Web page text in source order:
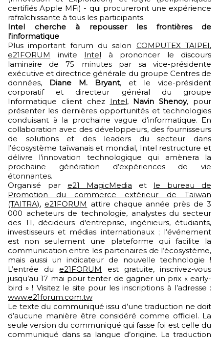
certifiés Apple MFi) - qui procureront une expérience
rafraîchissante à tous les participants.
Intel cherche à repousser les frontières de
l’informatique
Plus important forum du salon COMPUTEX TAIPEI,
e21FORUM
invite Intel à prononcer le discours
laminaire de 75 minutes par sa vice-présidente
exécutive et directrice générale du groupe Centres de
données, Diane M. Bryant, et le vice-président
corporatif et directeur général du groupe
Informatique client chez Intel, Navin Shenoy, pour
présenter les dernières opportunités et technologies
conduisant à la prochaine vague d’informatique. En
collaboration avec des développeurs, des fournisseurs
de solutions et des leaders du secteur dans
l’écosystème taïwanais et mondial, Intel restructure et
délivre l’innovation technologique qui amènera la
prochaine génération d’expériences de vie
étonnantes.
Organisé par e21 MagicMedia et le bureau de
Promotion du commerce extérieur de Taïwan
(TAITRA), e21FORUM attire chaque année près de 3
000 acheteurs de technologie, analystes du secteur
des TI, décideurs d'entreprise, ingénieurs, étudiants,
investisseurs et médias internationaux ; l‘événement
est non seulement une plateforme qui facilite la
communication entre les partenaires de l‘écosystème,
mais aussi un indicateur de nouvelle technologie !
L’entrée du e21FORUM
est gratuite, inscrivez-vous
jusqu’au 17 mai pour tenter de gagner un prix « early-
bird » ! Visitez le site pour les inscriptions à l’adresse :
www.e21forum.com.tw
Le texte du communiqué issu d’une traduction ne doit
d’aucune manière être considéré comme officiel. La
seule version du communiqué qui fasse foi est celle du
communiqué dans sa langue d’origine. La traduction